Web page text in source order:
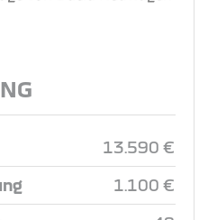
13.590 €
1.100 €